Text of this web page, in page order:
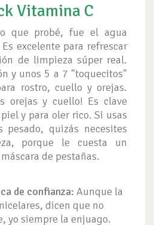
Vitamina C
que probé, fue el agua
excelente para refrescar
de limpieza súper real.
y unos 5 a 7 "toquecitos"
rostro, cuello y orejas.
orejas y cuello! Es clave
y para oler rico. Si usas
quizás necesites
porque le cuesta un
de pestañas.
de confianza: Aunque la
dicen que no
yo siempre la enjuago.